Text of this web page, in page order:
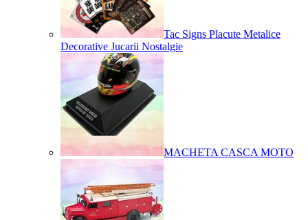
Tac Signs Placute Metalice
Decorative Jucarii Nostalgie
MACHETA CASCA MOTO